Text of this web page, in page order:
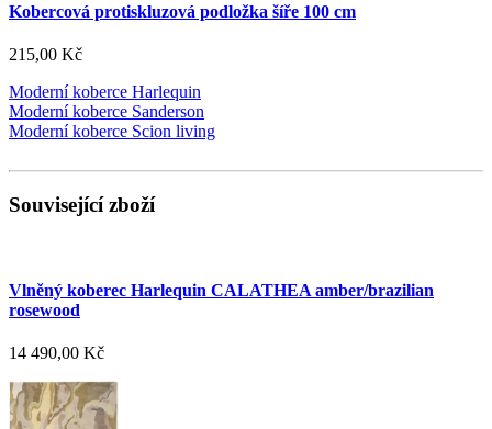
Kobercová protiskluzová podložka šíře 100 cm
215,00 Kč
Moderní koberce Harlequin
Moderní koberce Sanderson
Moderní koberce Scion living
Související zboží
Vlněný koberec Harlequin CALATHEA amber/brazilian
rosewood
14 490,00 Kč